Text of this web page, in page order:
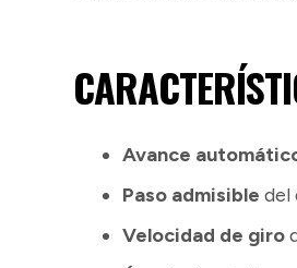
Avance
Paso admisible del
Velocidad de giro